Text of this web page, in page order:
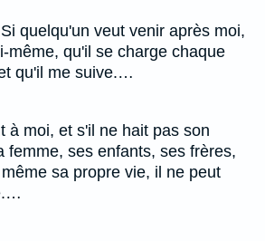
quelqu'un veut venir après moi,
même, qu'il se charge chaque
qu'il me suive.…
à moi, et s'il ne hait pas son
femme, ses enfants, ses frères,
sa propre vie, il ne peut